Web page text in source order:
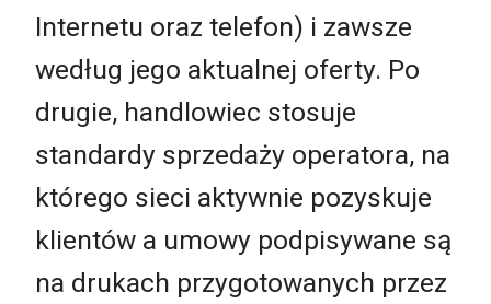
Internetu oraz telefon) i zawsze
według jego aktualnej oferty. Po
drugie, handlowiec stosuje
standardy sprzedaży operatora, na
którego sieci aktywnie pozyskuje
klientów a umowy podpisywane są
na drukach przygotowanych przez